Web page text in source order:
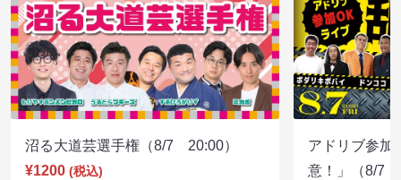
沼る大道芸選手権（8/7 20:00）
¥1200 (税込)
アドリブ参加
意！」（8/7